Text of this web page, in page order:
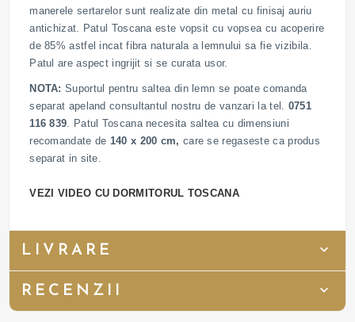
manerele sertarelor sunt realizate din metal cu finisaj auriu
antichizat. Patul Toscana este vopsit cu vopsea cu acoperire
de 85% astfel incat fibra naturala a lemnului sa fie vizibila.
Patul are aspect ingrijit si se curata usor.
NOTA: Suportul pentru saltea din lemn se poate comanda
separat apeland consultantul nostru de vanzari la tel. 0751
116 839 . Patul Toscana necesita saltea cu dimensiuni
recomandate de 140 x 200 cm, care se regaseste ca produs
separat in site.
VEZI VIDEO CU DORMITORUL TOSCANA
LIVRARE
RECENZII